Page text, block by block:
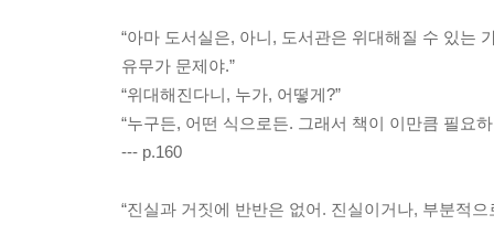
“아마 도서실은, 아니, 도서관은 위대해질 수 있는
유무가 문제야.”
“위대해진다니, 누가, 어떻게?”
“누구든, 어떤 식으로든. 그래서 책이 이만큼 필요
--- p.160
“진실과 거짓에 반반은 없어. 진실이거나, 부분적